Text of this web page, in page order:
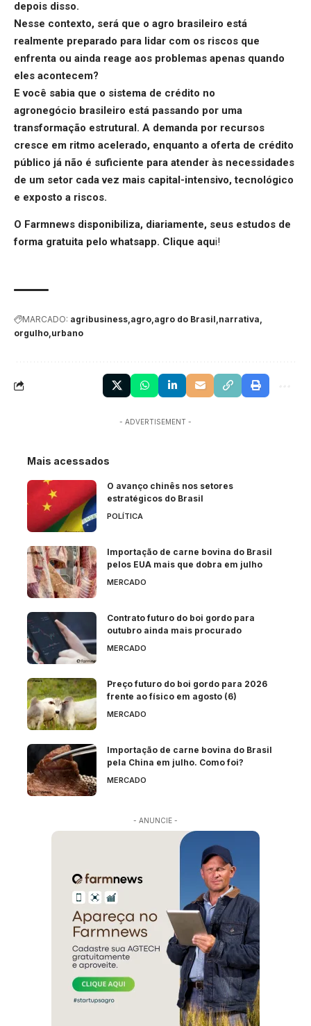
depois disso.
Nesse contexto, será que o agro brasileiro está
realmente preparado para lidar com os riscos que
enfrenta ou ainda reage aos problemas apenas quando
eles acontecem?
E você sabia que o sistema de crédito no
agronegócio brasileiro está passando por uma
transformação estrutural. A demanda por recursos
cresce em ritmo acelerado, enquanto a oferta de crédito
público já não é suficiente para atender às necessidades
de um setor cada vez mais capital-intensivo, tecnológico
e exposto a riscos.
O Farmnews disponibiliza, diariamente, seus estudos de
forma gratuita pelo whatsapp. Clique aqui!
MARCADO: agribusiness agro agro do Brasil narrativa
orgulho urbano
- ADVERTISEMENT -
Mais acessados
O avanço chinês nos setores
estratégicos do Brasil
POLÍTICA
Importação de carne bovina do Brasil
pelos EUA mais que dobra em julho
MERCADO
Contrato futuro do boi gordo para
outubro ainda mais procurado
MERCADO
Preço futuro do boi gordo para 2026
frente ao físico em agosto (6)
MERCADO
Importação de carne bovina do Brasil
pela China em julho. Como foi?
MERCADO
- ANUNCIE -